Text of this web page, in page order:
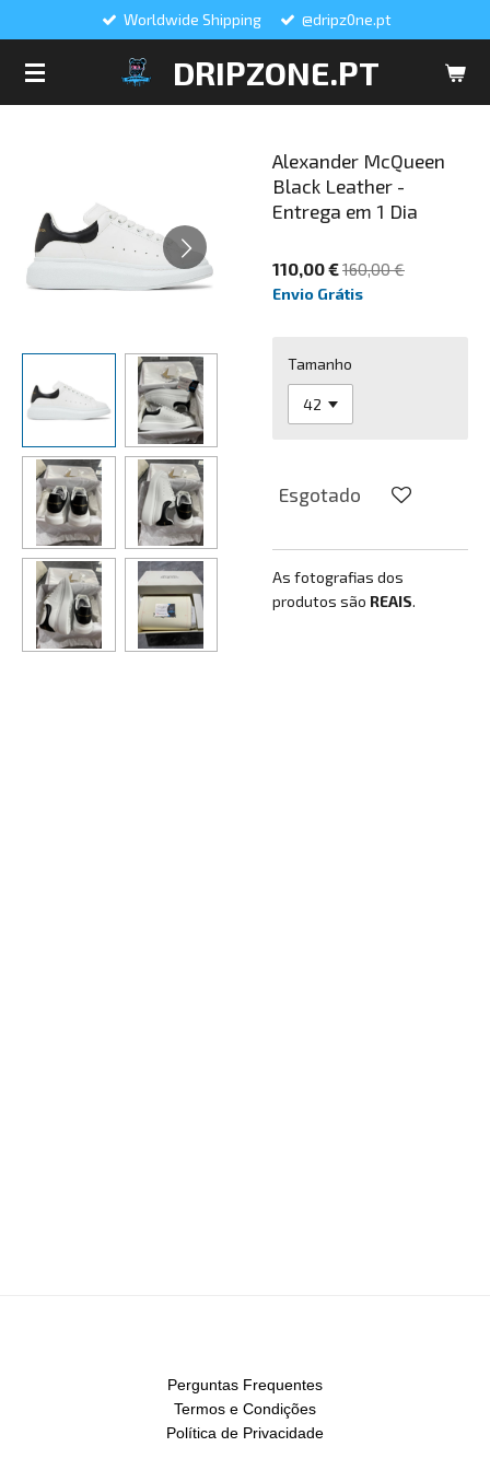
DRIPZONE.PT
Worldwide Shipping @dripz0ne.pt
Alexander McQueen
Black Leather -
Entrega em 1 Dia
110,00 €160,00 €
Envio Grátis
Tamanho
Esgotado
As fotografias dos
produtos são REAIS.
Perguntas Frequentes
Termos e Condições
Política de Privacidade